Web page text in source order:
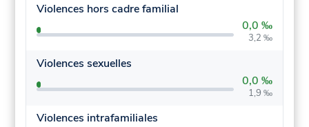
Violences hors cadre familial
0,0 ‰
3,2 ‰
Violences sexuelles
0,0 ‰
1,9 ‰
Violences intrafamiliales